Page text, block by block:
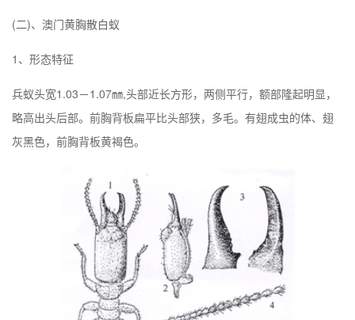
(二)、 澳门黄胸散白蚁
1、形态特征
兵蚁头宽1.03－1.07㎜,头部近长方形，两侧平行，额部隆起明显，
略高出头后部。前胸背板扁平比头部狭，多毛。有翅成虫的体、翅
灰黑色，前胸背板黄褐色。